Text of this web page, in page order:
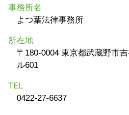
事務所名
よつ葉法律事務所
所在地
〒180-0004 東京都武蔵野市
ル601
TEL
0422-27-6637